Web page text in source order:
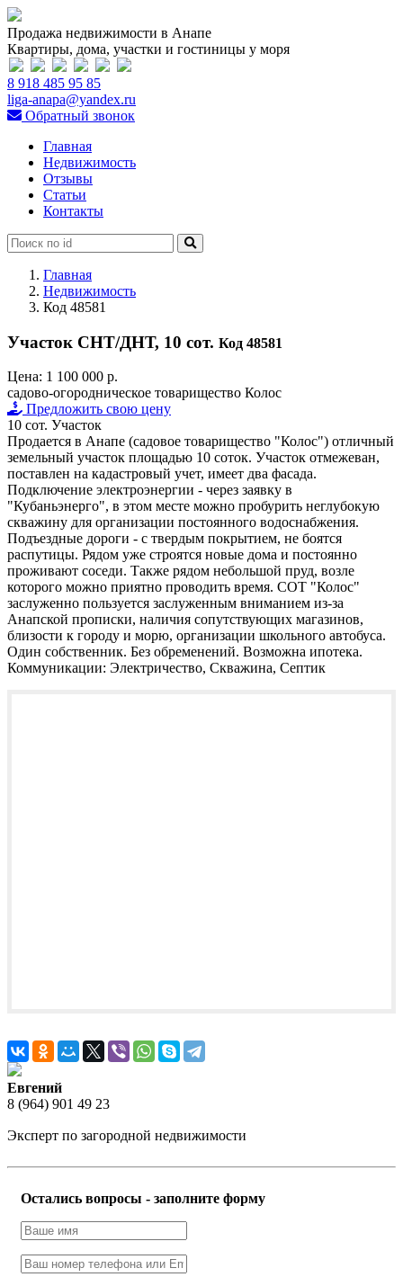
Продажа недвижимости в Анапе
Квартиры, дома, участки и гостиницы у моря
8 918 485 95 85
liga-anapa@yandex.ru
Обратный звонок
Главная
Недвижимость
Отзывы
Статьи
Контакты
Главная
Недвижимость
Код 48581
Участок СНТ/ДНТ, 10 сот. Код 48581
Цена: 1 100 000 р.
садово-огородническое товарищество Колос
Предложить свою цену
10 сот. Участок
Продается в Анапе (садовое товарищество "Колос") отличный
земельный участок площадью 10 соток. Участок отмежеван,
поставлен на кадастровый учет, имеет два фасада.
Подключение электроэнергии - через заявку в
"Кубаньэнерго", в этом месте можно пробурить неглубокую
скважину для организации постоянного водоснабжения.
Подъездные дороги - с твердым покрытием, не боятся
распутицы. Рядом уже строятся новые дома и постоянно
проживают соседи. Также рядом небольшой пруд, возле
которого можно приятно проводить время. СОТ "Колос"
заслуженно пользуется заслуженным вниманием из-за
Анапской прописки, наличия сопутствующих магазинов,
близости к городу и морю, организации школьного автобуса.
Один собственник. Без обременений. Возможна ипотека.
Коммуникации: Электричество, Скважина, Септик
Евгений
8 (964) 901 49 23
Эксперт по загородной недвижимости
Остались вопросы - заполните форму